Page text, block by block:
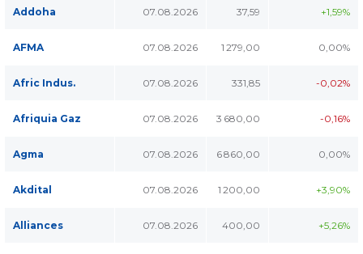
Addoha 07.08.2026 37,59 +1,59%
AFMA 07.08.2026 1 279,00 0,00%
Afric Indus. 07.08.2026 331,85 -0,02%
Afriquia Gaz 07.08.2026 3 680,00 -0,16%
Agma 07.08.2026 6 860,00 0,00%
Akdital 07.08.2026 1 200,00 +3,90%
Alliances 07.08.2026 400,00 +5,26%